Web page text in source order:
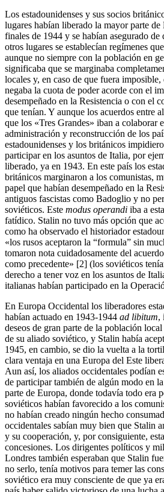
Los estadounidenses y sus socios
lugares habían liberado la mayor parte
finales de 1944 y se habían asegurado
otros lugares se establecían regímenes
aunque no siempre con la población en
significaba que se marginaba
locales y, en caso de que fuera
negaba la cuota de poder acorde con el
desempeñado en la Resistencia o con el
que tenían. Y aunque los acuerdos entre
que los «Tres Grandes» iban a colaborar
administración y reconstrucción de los
estadounidenses y los británicos
participar en los asuntos de Italia, por
liberado, ya en 1943. En este país los
británicos marginaron a los comunistas,
papel que habían desempeñado en la
antiguos fascistas como Badoglio y no
soviéticos. Este modus operandi iba a
fatídico. Stalin no tuvo más opción que
como ha observado el historiador
«los rusos aceptaron la “formula” sin
tomaron nota cuidadosamente del
como precedente» [2] (los soviéticos
derecho a tener voz en los asuntos de
italianas habían participado en la
En Europa Occidental los liberadores
habían actuado en 1943-1944 ad libitum,
deseos de gran parte de la población
de su aliado soviético, y Stalin había
1945, en cambio, se dio la vuelta a la
clara ventaja en una Europa del Este
Aun así, los aliados occidentales podían
de participar también de algún modo en
parte de Europa, donde todavía todo era
soviéticos habían favorecido a los
no habían creado ningún hecho
occidentales sabían muy bien que Stalin
y su cooperación, y, por consiguiente,
concesiones. Los dirigentes políticos y
Londres también esperaban que Stalin
no serlo, tenía motivos para temer las
soviético era muy consciente de que ya